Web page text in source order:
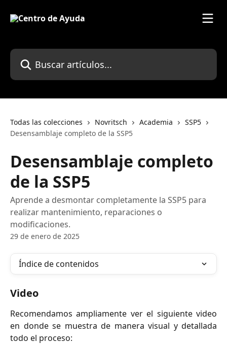
Buscar artículos...
Todas las colecciones Novritsch Academia
SSP5
Desensamblaje completo de la SSP5
Desensamblaje completo
de la SSP5
Aprende a desmontar completamente la SSP5 para
realizar mantenimiento, reparaciones o
modificaciones.
29 de enero de 2025
Índice de contenidos
Video
Recomendamos ampliamente ver el siguiente video
en donde se muestra de manera visual y detallada
todo el proceso: